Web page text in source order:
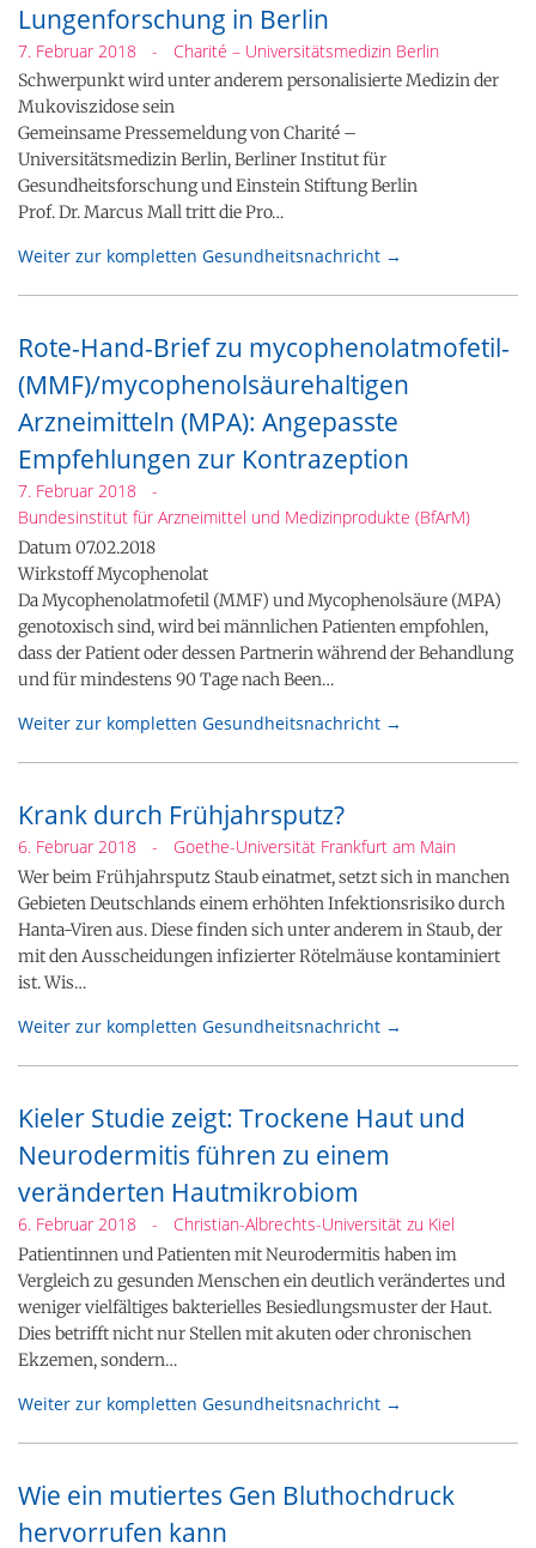
Lungenforschung in Berlin
7. Februar 2018 - Charité – Universitätsmedizin Berlin
Schwerpunkt wird unter anderem personalisierte Medizin der
Mukoviszidose sein
Gemeinsame Pressemeldung von Charité –
Universitätsmedizin Berlin, Berliner Institut für
Gesundheitsforschung und Einstein Stiftung Berlin
Prof. Dr. Marcus Mall tritt die Pro…
Weiter zur kompletten Gesundheitsnachricht →
Rote-Hand-Brief zu mycophenolatmofetil-
(MMF)/mycophenolsäurehaltigen
Arzneimitteln (MPA): Angepasste
Empfehlungen zur Kontrazeption
7. Februar 2018
-
Bundesinstitut für Arzneimittel und Medizinprodukte (BfArM)
Datum 07.02.2018
Wirkstoff Mycophenolat
Da Mycophenolatmofetil (MMF) und Mycophenolsäure (MPA)
genotoxisch sind, wird bei männlichen Patienten empfohlen,
dass der Patient oder dessen Partnerin während der Behandlung
und für mindestens 90 Tage nach Been…
Weiter zur kompletten Gesundheitsnachricht →
Krank durch Frühjahrsputz?
6. Februar 2018 - Goethe-Universität Frankfurt am Main
Wer beim Frühjahrsputz Staub einatmet, setzt sich in manchen
Gebieten Deutschlands einem erhöhten Infektionsrisiko durch
Hanta-Viren aus. Diese finden sich unter anderem in Staub, der
mit den Ausscheidungen infizierter Rötelmäuse kontaminiert
ist. Wis…
Weiter zur kompletten Gesundheitsnachricht →
Kieler Studie zeigt: Trockene Haut und
Neurodermitis führen zu einem
veränderten Hautmikrobiom
6. Februar 2018 - Christian-Albrechts-Universität zu Kiel
Patientinnen und Patienten mit Neurodermitis haben im
Vergleich zu gesunden Menschen ein deutlich verändertes und
weniger vielfältiges bakterielles Besiedlungsmuster der Haut.
Dies betrifft nicht nur Stellen mit akuten oder chronischen
Ekzemen, sondern…
Weiter zur kompletten Gesundheitsnachricht →
Wie ein mutiertes Gen Bluthochdruck
hervorrufen kann